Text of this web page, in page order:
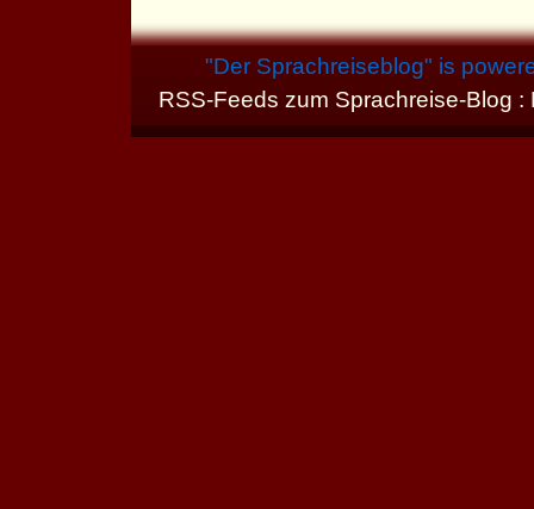
"Der Sprachreiseblog" is
RSS-Feeds zum Sprachreise-Blog :